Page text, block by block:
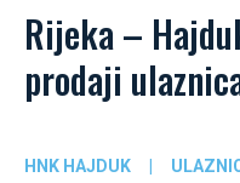
Rijeka –
prodaji
HNK HAJDUK |